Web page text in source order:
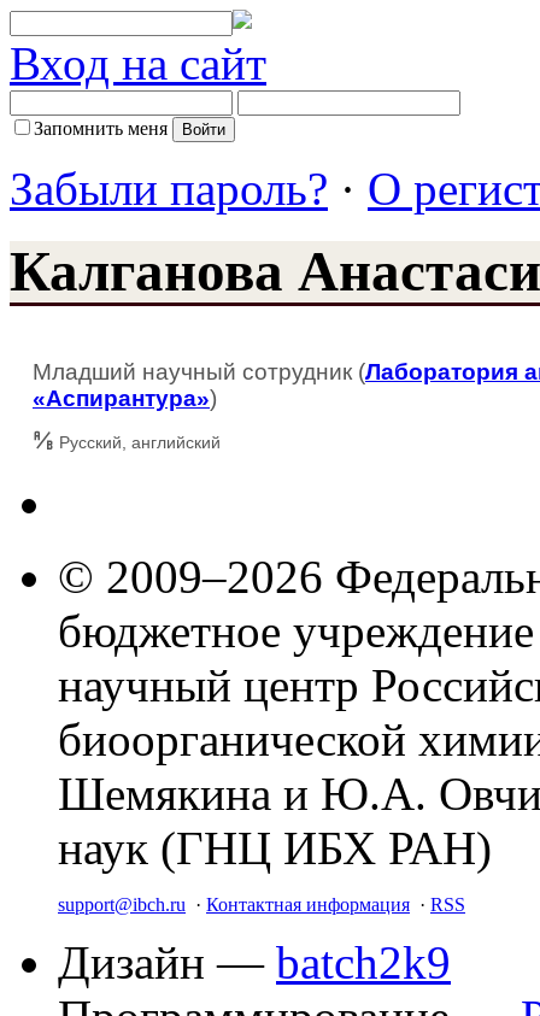
Вход на сайт
Запомнить меня
Забыли пароль? · О
Калганова
Младший научный сотрудник (Лаборатория
«Аспирантура»)
Русский, английский
© 2009–2026
бюджетное
научный центр
биоорганической
Шемякина и Ю.А.
наук (ГНЦ ИБХ РАН)
support@ibch.ru · Контактная информация · RSS
Дизайн — batch2k9